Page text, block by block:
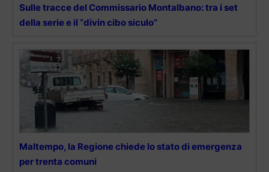
Sulle tracce del Commissario Montalbano: tra i set
della serie e il “divin cibo siculo”
Maltempo, la Regione chiede lo stato di emergenza
per trenta comuni